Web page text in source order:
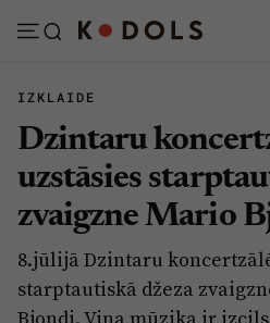
Abonēt
Ziņas
Politika
Pašvaldības
IZKLAIDE
Dzintaru
uzstāsies
zvaigzne Mario
8.jūlijā Dzintaru
starptautiskā džeza